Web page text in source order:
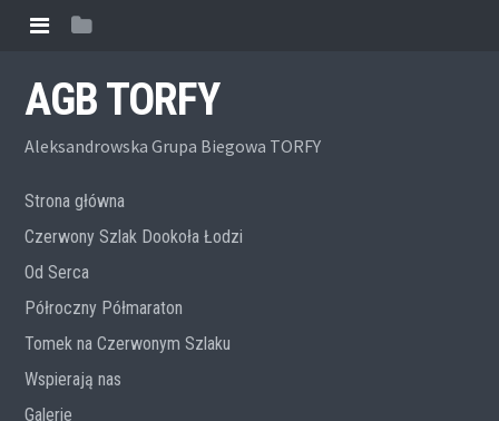
AGB TORFY
Aleksandrowska Grupa Biegowa TORFY
Strona główna
Czerwony Szlak Dookoła Łodzi
Od Serca
Półroczny Półmaraton
Tomek na Czerwonym Szlaku
Wspierają nas
Galerie